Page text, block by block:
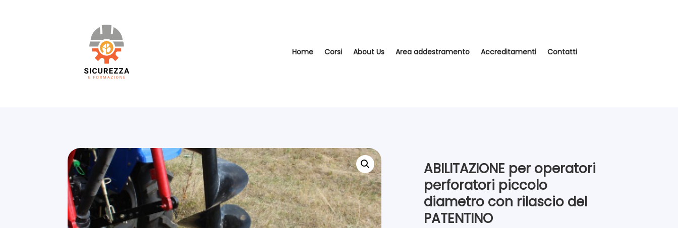
Home Corsi About Us Area addestramento Accreditamenti Contatti
ABILITAZIONE per operatori
perforatori piccolo
diametro con rilascio del
PATENTINO